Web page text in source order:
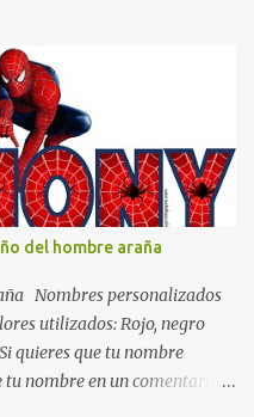
Te mostramos algunas
y estilo que buscas
una buena opción para
humano necesita. El color
es un color que va con
que te dará esa sensación
para usar en el
de tranquilidad y confort. El
por lo tanto entra en la lista
del hombre araña
Nombres personalizados
utilizados: Rojo, negro
quieres que tu nombre
nombre en un comentario y